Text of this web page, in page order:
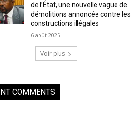
de l’État, une nouvelle vague de
démolitions annoncée contre les
constructions illégales
6 août 2026
Voir plus
COMMENTS